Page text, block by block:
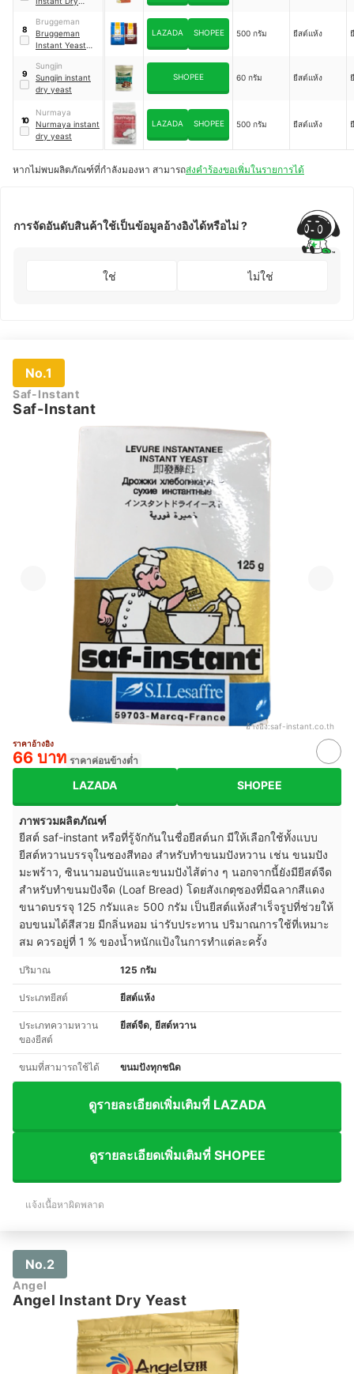
8
Bruggeman
Bruggeman
Instant Yeast
LAZADA SHOPEE 500 กรัม ยีสต์แห้ง
9
Sungjin
Sungjin instant
dry yeast
SHOPEE 60 กรัม ยีสต์แห้ง
10
Nurmaya
Nurmaya instant
dry yeast
LAZADA SHOPEE 500 กรัม ยีสต์แห้ง
หากไม่พบผลิตภัณฑ์ที่กำลังมองหา สามารถส่งคำร้องขอเพิ่มในรายการได้
การจัดอันดับสินค้าใช้เป็นข้อมูลอ้างอิงได้หรือไม่ ?
ใช่ ไม่ใช่
No.1
Saf-Instant
Saf-Instant
อ้างอิง:saf-instant.co.th
ราคาอ้างอิง
66 บาท ราคาค่อนข้างต่ำ
LAZADA SHOPEE
ภาพรวมผลิตภัณฑ์
ยีสต์ saf-instant หรือที่รู้จักกันในชื่อยีสต์นก มีให้เลือกใช้ทั้งแบบ
ยีสต์หวานบรรจุในซองสีทอง สำหรับทำขนมปังหวาน เช่น ขนมปัง
มะพร้าว, ซินนามอนบันและขนมปังไส้ต่าง ๆ นอกจากนี้ยังมียีสต์จืด
สำหรับทำขนมปังจืด (Loaf Bread) โดยสังเกตุซองที่มีฉลากสีแดง
ขนาดบรรจุ 125 กรัมและ 500 กรัม เป็นยีสต์แห้งสำเร็จรูปที่ช่วยให้
อบขนมได้สีสวย มีกลิ่นหอม น่ารับประทาน ปริมาณการใช้ที่เหมาะ
สม ควรอยู่ที่ 1 % ของน้ำหนักแป้งในการทำแต่ละครั้ง
ปริมาณ 125 กรัม
ประเภทยีสต์ ยีสต์แห้ง
ประเภทความหวาน
ของยีสต์
ยีสต์จืด, ยีสต์หวาน
ขนมที่สามารถใช้ได้ ขนมปังทุกชนิด
ดูรายละเอียดเพิ่มเติมที่ LAZADA
ดูรายละเอียดเพิ่มเติมที่ SHOPEE
แจ้งเนื้อหาผิดพลาด
No.2
Angel
Angel Instant Dry Yeast